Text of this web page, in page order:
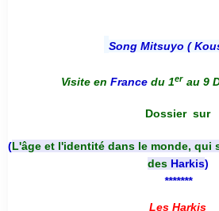
Song Mitsuyo (
Visite en France du 1er au 9
Dossier sur
(L'âge et l'identité dans le monde, qui
des Harkis)
*******
Les Harkis